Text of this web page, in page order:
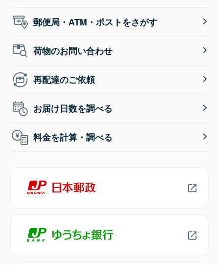
郵便局・ATM・ポストをさがす
荷物のお問い合わせ
再配達のご依頼
お届け日数を調べる
料金を計算・調べる